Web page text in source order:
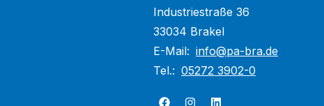
Industriestraße 36
33034 Brakel
E-Mail: info@pa-bra.de
Tel.: 05272 3902-0